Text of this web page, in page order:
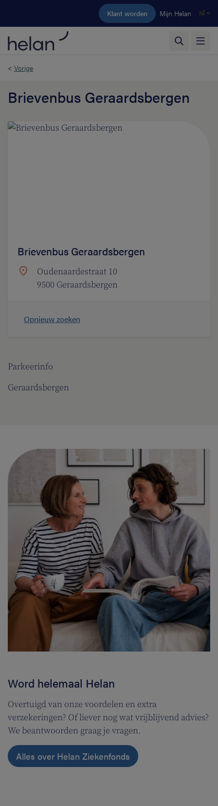
Ga naar de hoofdinhoud
Klant worden Mijn Helan nl
< Vorige
Brievenbus Geraardsbergen
Parkeerinfo
Geraardsbergen
Brievenbus Geraardsbergen
Oudenaardestraat 10
9500 Geraardsbergen
Opnieuw zoeken
Word helemaal Helan
Overtuigd van onze voordelen en extra
verzekeringen? Of liever nog wat vrijblijvend advies?
We beantwoorden graag je vragen.
Alles over Helan Ziekenfonds